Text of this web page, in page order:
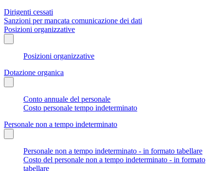
Dirigenti cessati
Sanzioni per mancata comunicazione dei dati
Posizioni organizzative
Posizioni organizzative
Dotazione organica
Conto annuale del personale
Costo personale tempo indeterminato
Personale non a tempo indeterminato
Personale non a tempo indeterminato - in formato tabellare
Costo del personale non a tempo indeterminato - in formato
tabellare